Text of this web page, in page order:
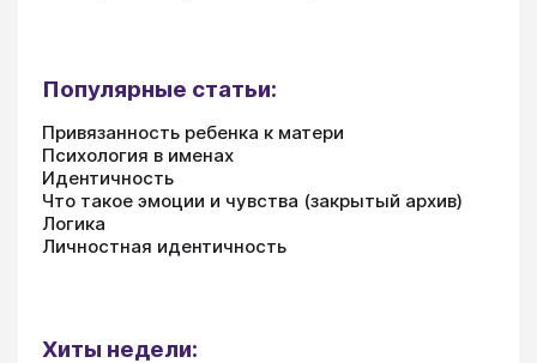
Популярные статьи:
Привязанность ребенка к матери
Психология в именах
Идентичность
Что такое эмоции и чувства (закрытый архив)
Логика
Личностная идентичность
Хиты недели: